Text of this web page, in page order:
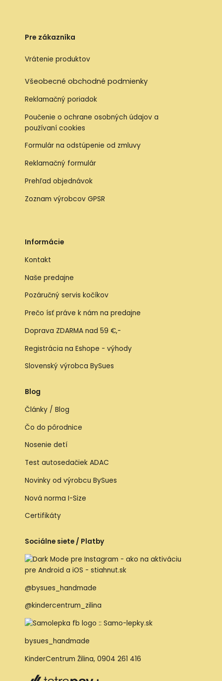
Pre zákazníka
Vrátenie produktov
Všeobecné obchodné podmienky
Reklamačný poriadok
Poučenie o ochrane osobných údajov a
používaní cookies
Formulár na odstúpenie od zmluvy
Reklamačný formulár
Prehľad objednávok
Zoznam výrobcov GPSR
Informácie
Kontakt
Naše predajne
Pozáručný servis kočíkov
Prečo ísť práve k nám na predajne
Doprava ZDARMA nad 59 €,-
Registrácia na Eshope - výhody
Slovenský výrobca BySues
Blog
Články / Blog
Čo do pôrodnice
Nosenie detí
Test autosedačiek ADAC
Novinky od výrobcu BySues
Nová norma I-Size
Certifikáty
Sociálne siete / Platby
@bysues_handmade
@kindercentrum_zilina
bysues_handmade
KinderCentrum Žilina, 0904 261 416